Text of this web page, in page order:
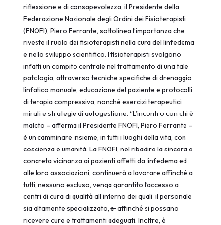
riflessione e di consapevolezza, il Presidente della
Federazione Nazionale degli Ordini dei Fisioterapisti
(FNOFI), Piero Ferrante, sottolinea l’importanza che
riveste il ruolo dei fisioterapisti nella cura del linfedema
e nello sviluppo scientifico. I fisioterapisti svolgono
infatti un compito centrale nel trattamento di una tale
patologia, attraverso tecniche specifiche di drenaggio
linfatico manuale, educazione del paziente e protocolli
di terapia compressiva, nonché esercizi terapeutici
mirati e strategie di autogestione. “L’incontro con chi è
malato – afferma il Presidente FNOFI, Piero Ferrante –
è un camminare insieme, in tutti i luoghi della vita, con
coscienza e umanità. La FNOFI, nel ribadire la sincera e
concreta vicinanza ai pazienti affetti da linfedema ed
alle loro associazioni, continuerà a lavorare affinché a
tutti, nessuno escluso, venga garantito l’accesso a
centri di cura di qualità all’interno dei quali il personale
sia altamente specializzato,eaffinché si possano
ricevere cure e trattamenti adeguati. Inoltre, è